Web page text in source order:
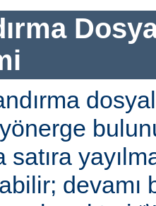
satıra
devamı